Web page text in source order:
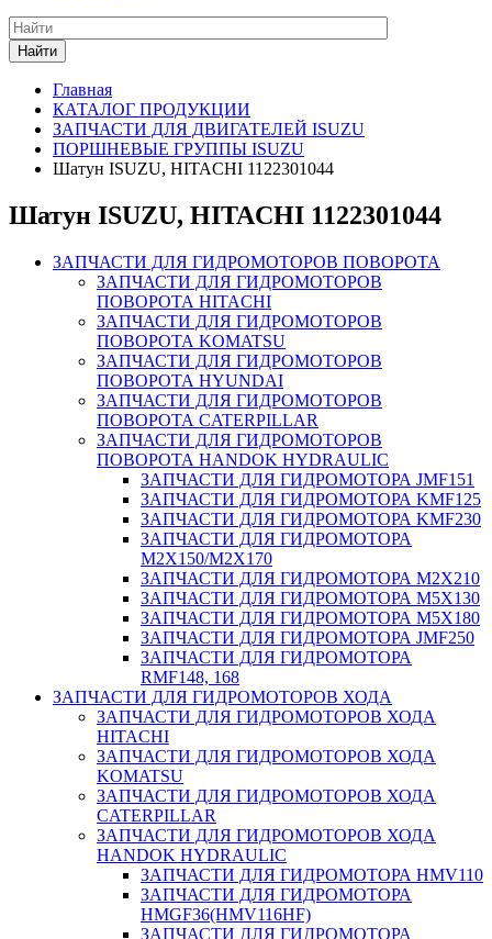
Найти
Главная
КАТАЛОГ ПРОДУКЦИИ
ЗАПЧАСТИ ДЛЯ ДВИГАТЕЛЕЙ ISUZU
ПОРШНЕВЫЕ ГРУППЫ ISUZU
Шатун ISUZU, HITACHI 1122301044
Шатун ISUZU, HITACHI 1122301044
ЗАПЧАСТИ ДЛЯ ГИДРОМОТОРОВ ПОВОРОТА
ЗАПЧАСТИ ДЛЯ ГИДРОМОТОРОВ
ПОВОРОТА HITACHI
ЗАПЧАСТИ ДЛЯ ГИДРОМОТОРОВ
ПОВОРОТА KOMATSU
ЗАПЧАСТИ ДЛЯ ГИДРОМОТОРОВ
ПОВОРОТА HYUNDAI
ЗАПЧАСТИ ДЛЯ ГИДРОМОТОРОВ
ПОВОРОТА CATERPILLAR
ЗАПЧАСТИ ДЛЯ ГИДРОМОТОРОВ
ПОВОРОТА HANDOK HYDRAULIC
ЗАПЧАСТИ ДЛЯ ГИДРОМОТОРА JMF151
ЗАПЧАСТИ ДЛЯ ГИДРОМОТОРА KMF125
ЗАПЧАСТИ ДЛЯ ГИДРОМОТОРА KMF230
ЗАПЧАСТИ ДЛЯ ГИДРОМОТОРА
M2X150/M2X170
ЗАПЧАСТИ ДЛЯ ГИДРОМОТОРА M2X210
ЗАПЧАСТИ ДЛЯ ГИДРОМОТОРА M5X130
ЗАПЧАСТИ ДЛЯ ГИДРОМОТОРА M5X180
ЗАПЧАСТИ ДЛЯ ГИДРОМОТОРА JMF250
ЗАПЧАСТИ ДЛЯ ГИДРОМОТОРА
RMF148, 168
ЗАПЧАСТИ ДЛЯ ГИДРОМОТОРОВ ХОДА
ЗАПЧАСТИ ДЛЯ ГИДРОМОТОРОВ ХОДА
HITACHI
ЗАПЧАСТИ ДЛЯ ГИДРОМОТОРОВ ХОДА
KOMATSU
ЗАПЧАСТИ ДЛЯ ГИДРОМОТОРОВ ХОДА
CATERPILLAR
ЗАПЧАСТИ ДЛЯ ГИДРОМОТОРОВ ХОДА
HANDOK HYDRAULIC
ЗАПЧАСТИ ДЛЯ ГИДРОМОТОРА HMV110
ЗАПЧАСТИ ДЛЯ ГИДРОМОТОРА
HMGF36(HMV116HF)
ЗАПЧАСТИ ДЛЯ ГИДРОМОТОРА